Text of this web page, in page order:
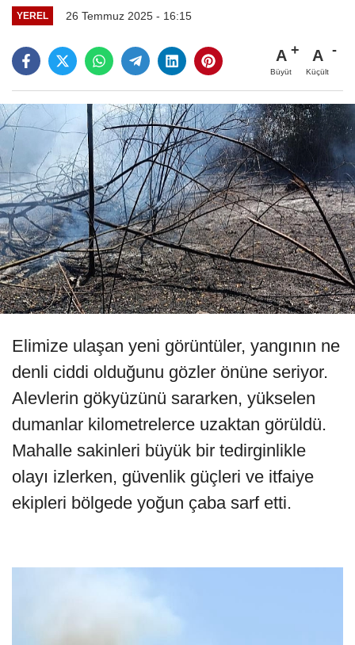
YEREL 26 Temmuz 2025 - 16:15
A
Büyüt
A
Küçült
Elimize ulaşan yeni görüntüler, yangının ne
denli ciddi olduğunu gözler önüne seriyor.
Alevlerin gökyüzünü sararken, yükselen
dumanlar kilometrelerce uzaktan görüldü.
Mahalle sakinleri büyük bir tedirginlikle
olayı izlerken, güvenlik güçleri ve itfaiye
ekipleri bölgede yoğun çaba sarf etti.